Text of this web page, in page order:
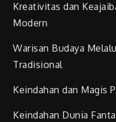
Kreativitas dan
Modern
Warisan Budaya
Tradisional
Keindahan dan Magis
Keindahan Dunia